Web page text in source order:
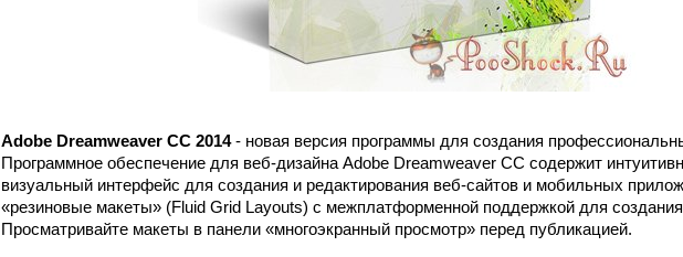
Adobe Dreamweaver CС 2014- новая версия программы для создания
Программное обеспечение для веб-дизайна Adobe Dreamweaver CС содержит
визуальный интерфейс для создания и редактирования веб-сайтов и мобильных
«резиновые макеты» (Fluid Grid Layouts) с межплатформенной поддержкой для
Просматривайте макеты в панели «многоэкранный просмотр» перед публикацией.